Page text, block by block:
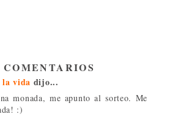
COMENTARIOS
la vida dijo...
monada, me apunto al sorteo. Me
:)